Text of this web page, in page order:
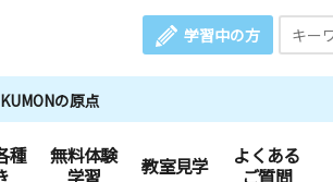
学習中の方
KUMONの原点
種
無料体験
学習
教室見学
よくある
ご質問